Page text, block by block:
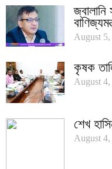
August 5,
কৃষক
August 4,
শেখ
August 4,